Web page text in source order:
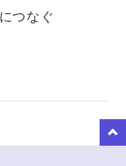
つなぐ